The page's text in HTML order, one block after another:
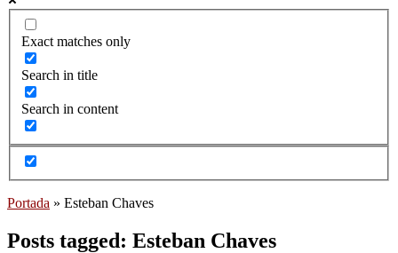
Exact matches only
Search in title
Search in content
Portada » Esteban Chaves
Posts tagged: Esteban Chaves